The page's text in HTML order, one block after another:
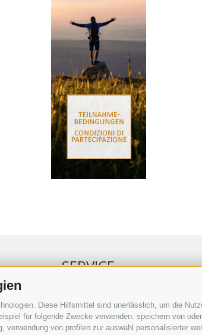
Diese Hilfsmittel sind unerlässlich, um die
für folgende Zwecke verwenden: speichern von
von profilen zur auswahl personalisierter
SERVICE
VERANSTALTUNGSKALENDER
KLEINANZEIGER
NÜTZLICHE LINKS